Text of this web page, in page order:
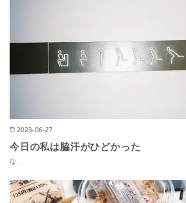
2023-06-27
今日の私は脇汗がひどかった
な…